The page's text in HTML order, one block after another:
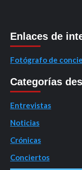
Enlaces de
Fotógrafo de
Categorías
Entrevistas
Noticias
Crónicas
Conciertos